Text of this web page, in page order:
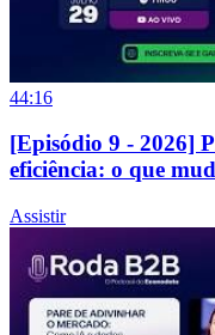
44:16
[Episódio 9 - 2026]
eficiência: o que
Assistir